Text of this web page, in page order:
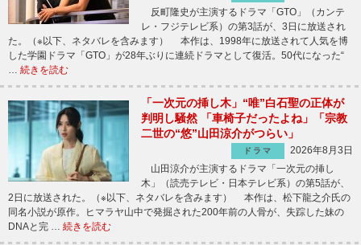
反町隆史が主演するドラマ「GTO」（カンテ
レ・フジテレビ系）の第3話が、3日に放送され
た。（※以下、ネタバレを含みます） 本作は、1998年に放送されて人気を博
した学園ドラマ「GTO」が28年ぶりに連続ドラマとして復活。50代になった“
続きを読む
「一次元の挿し木」“唯”白石聖の正体が
判明し騒然 「車椅子だったよね」「宗教
二世の“悠”山田涼介がつらい」
ドラマ
2026年8月3日
山田涼介が主演するドラマ「一次元の挿し
木」（読売テレビ・日本テレビ系）の第5話が、
2日に放送された。（※以下、ネタバレを含みます） 本作は、松下龍之介氏の
同名小説が原作。ヒマラヤ山中で発掘された200年前の人骨が、失踪した妹の
DNAと完 … 続きを読む